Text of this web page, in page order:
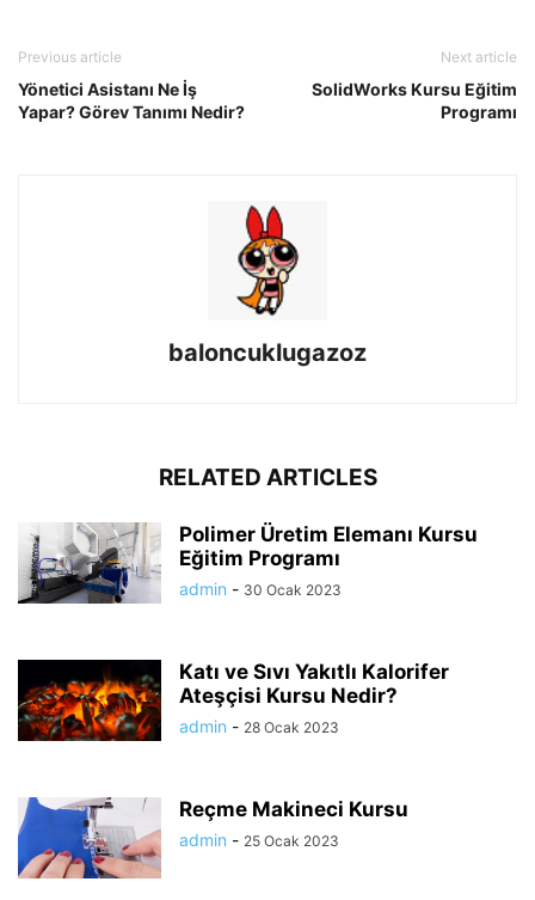
Previous article
Yönetici Asistanı Ne İş
Yapar? Görev Tanımı Nedir?
Next article
SolidWorks Kursu Eğitim
Programı
baloncuklugazoz
RELATED ARTICLES
Polimer Üretim Elemanı Kursu
Eğitim Programı
admin - 30 Ocak 2023
Katı ve Sıvı Yakıtlı Kalorifer
Ateşçisi Kursu Nedir?
admin - 28 Ocak 2023
Reçme Makineci Kursu
admin - 25 Ocak 2023